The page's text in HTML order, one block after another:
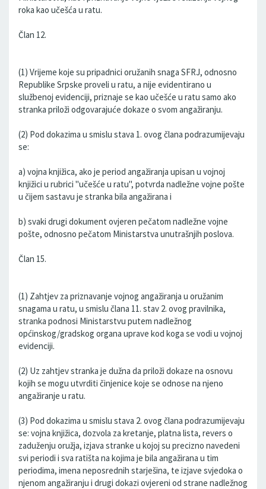
roka kao učešća u ratu.
Član 12.
(1) Vrijeme koje su pripadnici oružanih snaga SFRJ, odnosno
Republike Srpske proveli u ratu, a nije evidentirano u
službenoj evidenciji, priznaje se kao učešće u ratu samo ako
stranka priloži odgovarajuće dokaze o svom angažiranju.
(2) Pod dokazima u smislu stava 1. ovog člana podrazumijevaju
se:
a) vojna knjižica, ako je period angažiranja upisan u vojnoj
knjižici u rubrici "učešće u ratu", potvrda nadležne vojne pošte
u čijem sastavu je stranka bila angažirana i
b) svaki drugi dokument ovjeren pečatom nadležne vojne
pošte, odnosno pečatom Ministarstva unutrašnjih poslova.
Član 15.
(1) Zahtjev za priznavanje vojnog angažiranja u oružanim
snagama u ratu, u smislu člana 11. stav 2. ovog pravilnika,
stranka podnosi Ministarstvu putem nadležnog
općinskog/gradskog organa uprave kod koga se vodi u vojnoj
evidenciji.
(2) Uz zahtjev stranka je dužna da priloži dokaze na osnovu
kojih se mogu utvrditi činjenice koje se odnose na njeno
angažiranje u ratu.
(3) Pod dokazima u smislu stava 2. ovog člana podrazumijevaju
se: vojna knjižica, dozvola za kretanje, platna lista, revers o
zaduženju oružja, izjava stranke u kojoj su precizno navedeni
svi periodi i sva ratišta na kojima je bila angažirana u tim
periodima, imena neposrednih starješina, te izjave svjedoka o
njenom angažiranju i drugi dokazi ovjereni od strane nadležnog